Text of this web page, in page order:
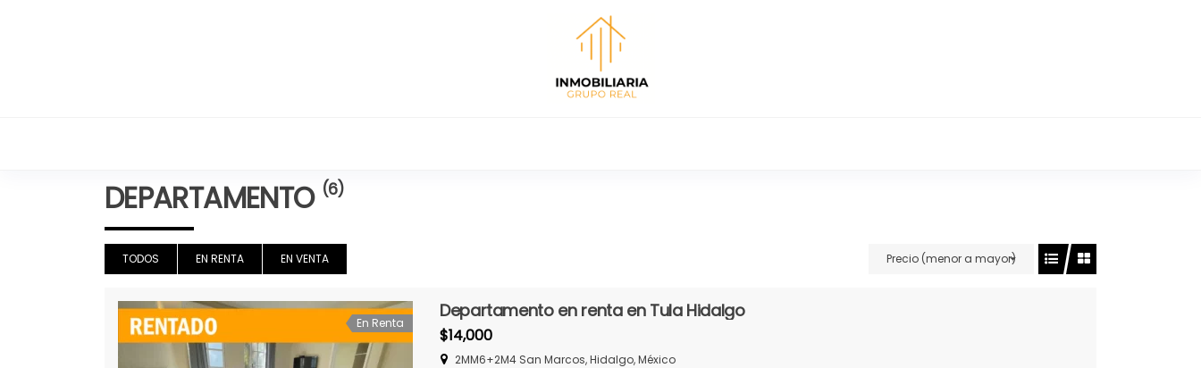
DEPARTAMENTO (6)
TODOS EN RENTA EN VENTA Precio (menor a mayor)
En Renta
Departamento en renta en Tula Hidalgo
$14,000
2MM6+2M4 San Marcos, Hidalgo, México